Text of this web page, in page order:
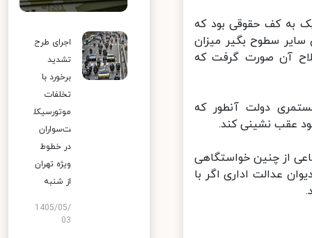
به کف حقوقی بود که
سایر سطوح بگیر میزان
آن صورت گرفت که
دولت آنطور که
عقب نشینی کند.
از چنین خواستگاهی
عدالت اداری اگر با
اجرای طرح
تشدید
برخورد با
تخلفات
موتورسیکل
ت‌سواران
در خطوط
ویژه تهران
از شنبه
1405/05/
03